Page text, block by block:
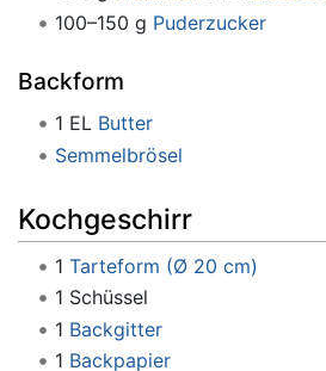
100–150 g Puderzucker
Backform
1 EL Butter
Semmelbrösel
Kochgeschirr
1 Tarteform (Ø 20 cm)
1 Schüssel
1 Backgitter
1 Backpapier